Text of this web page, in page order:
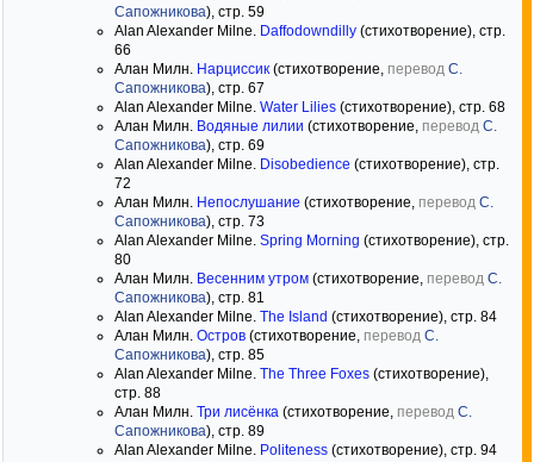
Сапожникова), стр. 59
Alan Alexander Milne. Daffodowndilly (стихотворение), стр.
66
Алан Милн. Нарциссик (стихотворение, перевод С.
Сапожникова), стр. 67
Alan Alexander Milne. Water Lilies (стихотворение), стр. 68
Алан Милн. Водяные лилии (стихотворение, перевод С.
Сапожникова), стр. 69
Alan Alexander Milne. Disobedience (стихотворение), стр.
72
Алан Милн. Непослушание (стихотворение, перевод С.
Сапожникова), стр. 73
Alan Alexander Milne. Spring Morning (стихотворение), стр.
80
Алан Милн. Весенним утром (стихотворение, перевод С.
Сапожникова), стр. 81
Alan Alexander Milne. The Island (стихотворение), стр. 84
Алан Милн. Остров (стихотворение, перевод С.
Сапожникова), стр. 85
Alan Alexander Milne. The Three Foxes (стихотворение),
стр. 88
Алан Милн. Три лисёнка (стихотворение, перевод С.
Сапожникова), стр. 89
Alan Alexander Milne. Politeness (стихотворение), стр. 94